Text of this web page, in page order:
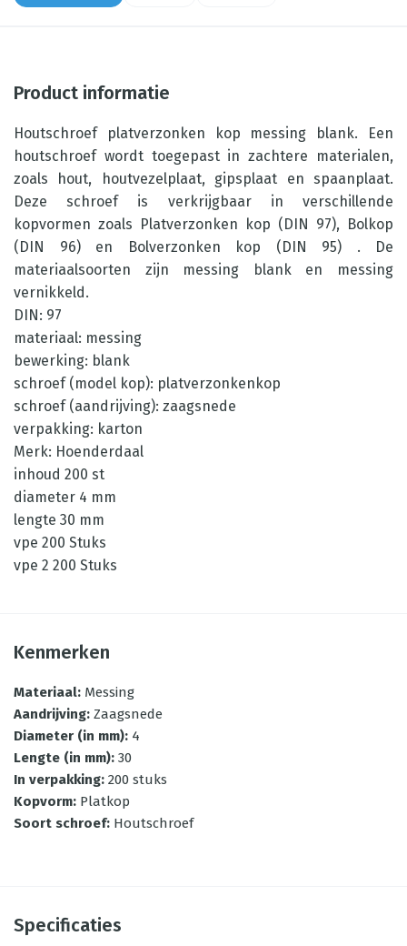
Product informatie
Houtschroef platverzonken kop messing blank. Een
houtschroef wordt toegepast in zachtere materialen,
zoals hout, houtvezelplaat, gipsplaat en spaanplaat.
Deze schroef is verkrijgbaar in verschillende
kopvormen zoals Platverzonken kop (DIN 97), Bolkop
(DIN 96) en Bolverzonken kop (DIN 95) . De
materiaalsoorten zijn messing blank en messing
vernikkeld.
DIN: 97
materiaal: messing
bewerking: blank
schroef (model kop): platverzonkenkop
schroef (aandrijving): zaagsnede
verpakking: karton
Merk: Hoenderdaal
inhoud 200 st
diameter 4 mm
lengte 30 mm
vpe 200 Stuks
vpe 2 200 Stuks
Kenmerken
Materiaal: Messing
Aandrijving: Zaagsnede
Diameter (in mm): 4
Lengte (in mm): 30
In verpakking: 200 stuks
Kopvorm: Platkop
Soort schroef: Houtschroef
Specificaties